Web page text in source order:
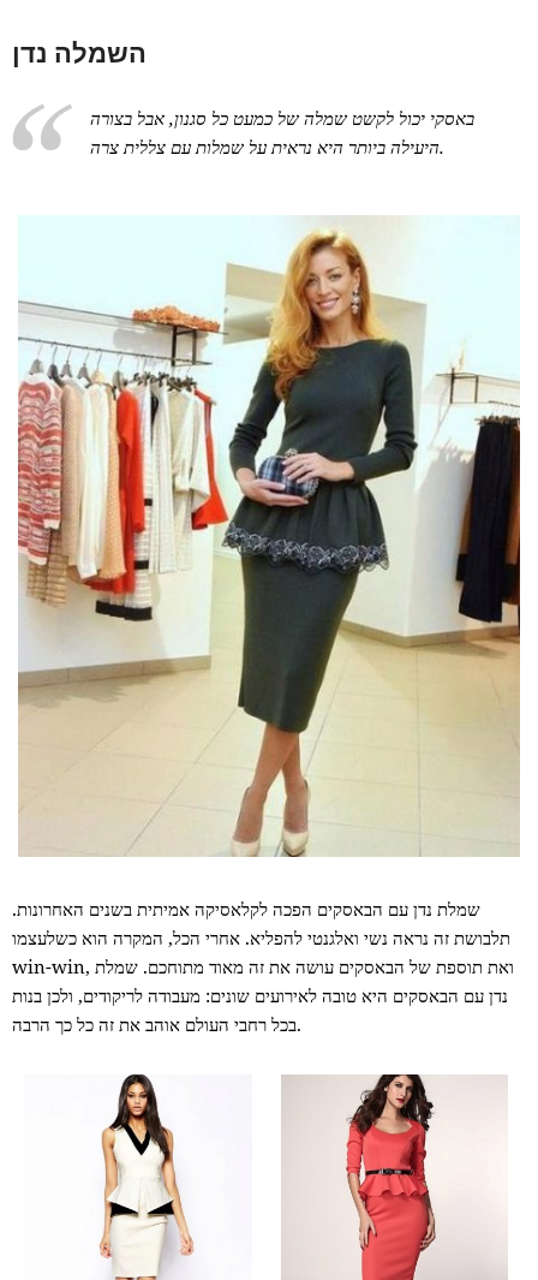
השמלה נדן
באסקי יכול לקשט שמלה של כמעט כל סגנון, אבל בצורה
היעילה ביותר היא נראית על שמלות עם צללית צרה.
שמלת נדן עם הבאסקים הפכה לקלאסיקה אמיתית בשנים האחרונות.
תלבושת זה נראה נשי ואלגנטי להפליא. אחרי הכל, המקרה הוא כשלעצמו
win-win, ואת תוספת של הבאסקים עושה את זה מאוד מתוחכם. שמלת
נדן עם הבאסקים היא טובה לאירועים שונים: מעבודה לריקודים, ולכן בנות
בכל רחבי העולם אוהב את זה כל כך הרבה.